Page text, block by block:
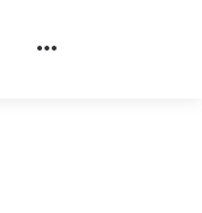
more_horiz